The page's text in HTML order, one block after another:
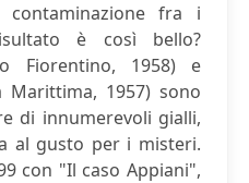
fra i
è così bello?
Fiorentino, 1958) e
Marittima, 1957) sono
di innumerevoli gialli,
al gusto per i misteri.
con "Il caso Appiani",